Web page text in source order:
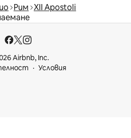
Рим XII Apostoli
Airbnb, Inc.
Условия